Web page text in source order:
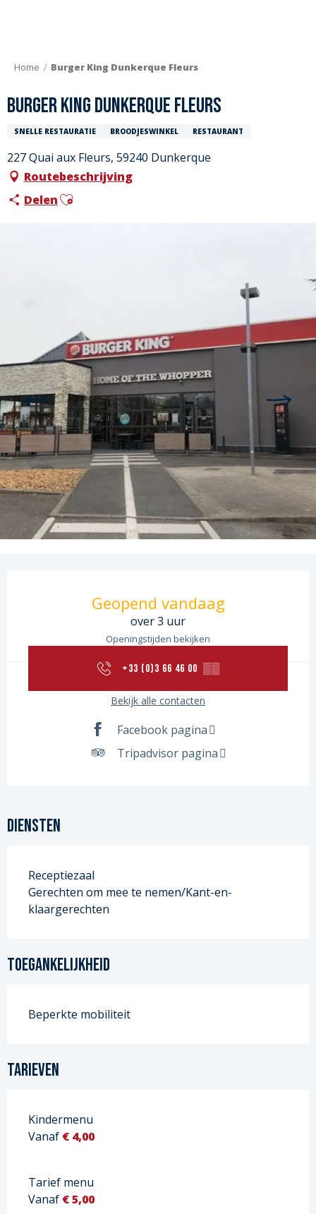
Home Burger King Dunkerque Fleurs
Burger King Dunkerque Fleurs
SNELLE RESTAURATIE BROODJESWINKEL RESTAURANT
227 Quai aux Fleurs, 59240 Dunkerque
Routebeschrijving
DelenAjouter aux favoris
Openingstijden en
Geopend vandaag
over 3 uur
Openingstijden bekijken
+33 (0)3 66 46 00 ▒▒
Bekijk alle contacten
Facebook pagina
Tripadvisor pagina
Diensten
Receptiezaal
Gerechten om mee te nemen/Kant-en-
klaargerechten
Toegankelijkheid
Beperkte mobiliteit
Tarieven
Kindermenu
Vanaf € 4,00
Tarief menu
Vanaf € 5,00